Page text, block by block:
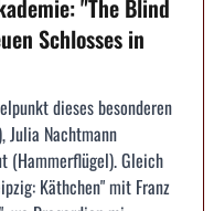
"The Blind
Schlosses in
dieses besonderen
Julia Nachtmann
(Hammerflügel). Gleich
Käthchen" mit Franz